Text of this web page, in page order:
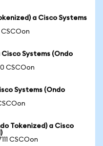
a Cisco Systems
Systems (Ondo
CSCOon
Systems (Ondo
Tokenized) a Cisco
CSCOon